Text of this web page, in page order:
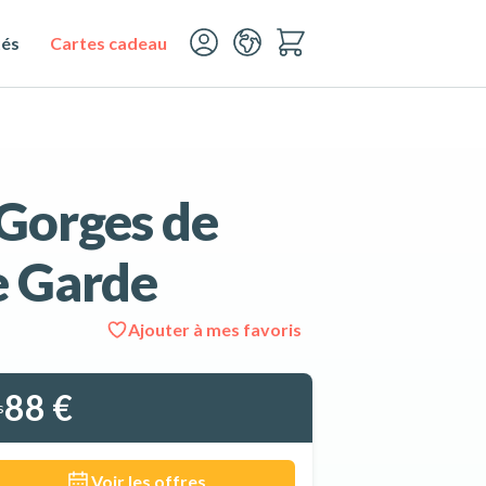
Cartes cadeau
de
Garde
Ajouter à mes favoris
Voir les 10 photos
88 €
Voir les offres